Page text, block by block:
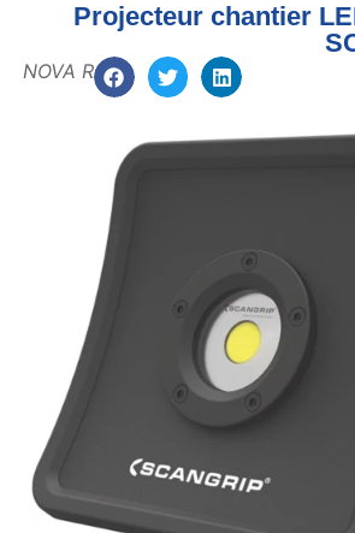
Projecteur chantier
NOVA R